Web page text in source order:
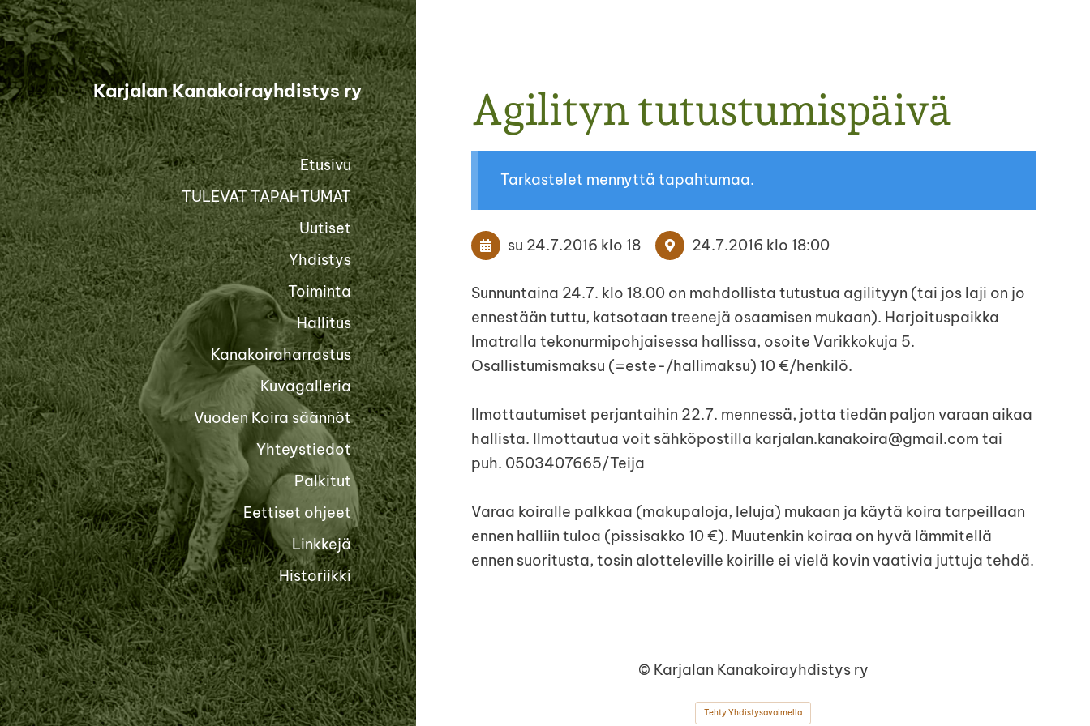
Siirry
sivun
sisältöön
Karjalan Kanakoirayhdistys ry
Etusivu
TULEVAT TAPAHTUMAT
Uutiset
Yhdistys
Toiminta
Hallitus
Kanakoiraharrastus
Kuvagalleria
Vuoden Koira säännöt
Yhteystiedot
Palkitut
Eettiset ohjeet
Linkkejä
Historiikki
Agilityn tutustumispäivä
Tarkastelet mennyttä tapahtumaa.
su 24.7.2016 klo 18 24.7.2016 klo 18:00
Sunnuntaina 24.7. klo 18.00 on mahdollista tutustua agilityyn (tai jos laji on jo
ennestään tuttu, katsotaan treenejä osaamisen mukaan). Harjoituspaikka
Imatralla tekonurmipohjaisessa hallissa, osoite Varikkokuja 5.
Osallistumismaksu (=este-/hallimaksu) 10 €/henkilö.
Ilmottautumiset perjantaihin 22.7. mennessä, jotta tiedän paljon varaan aikaa
hallista. Ilmottautua voit sähköpostilla karjalan.kanakoira@gmail.com tai
puh. 0503407665/Teija
Varaa koiralle palkkaa (makupaloja, leluja) mukaan ja käytä koira tarpeillaan
ennen halliin tuloa (pissisakko 10 €). Muutenkin koiraa on hyvä lämmitellä
ennen suoritusta, tosin alotteleville koirille ei vielä kovin vaativia juttuja tehdä.
© Karjalan Kanakoirayhdistys ry
Tehty Yhdistysavaimella